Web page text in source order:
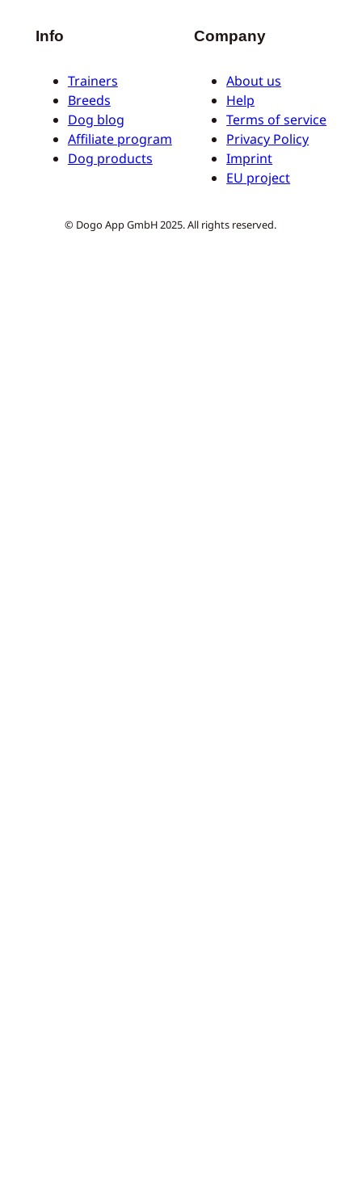
Info
Trainers
Breeds
Dog blog
Affiliate program
Dog products
Company
About us
Help
Terms of service
Privacy Policy
Imprint
EU project
© Dogo App GmbH 2025. All rights reserved.